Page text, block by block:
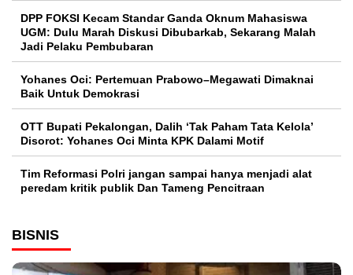
DPP FOKSI Kecam Standar Ganda Oknum Mahasiswa
UGM: Dulu Marah Diskusi Dibubarkab, Sekarang Malah
Jadi Pelaku Pembubaran
Yohanes Oci: Pertemuan Prabowo–Megawati Dimaknai
Baik Untuk Demokrasi
OTT Bupati Pekalongan, Dalih ‘Tak Paham Tata Kelola’
Disorot: Yohanes Oci Minta KPK Dalami Motif
Tim Reformasi Polri jangan sampai hanya menjadi alat
peredam kritik publik Dan Tameng Pencitraan
BISNIS